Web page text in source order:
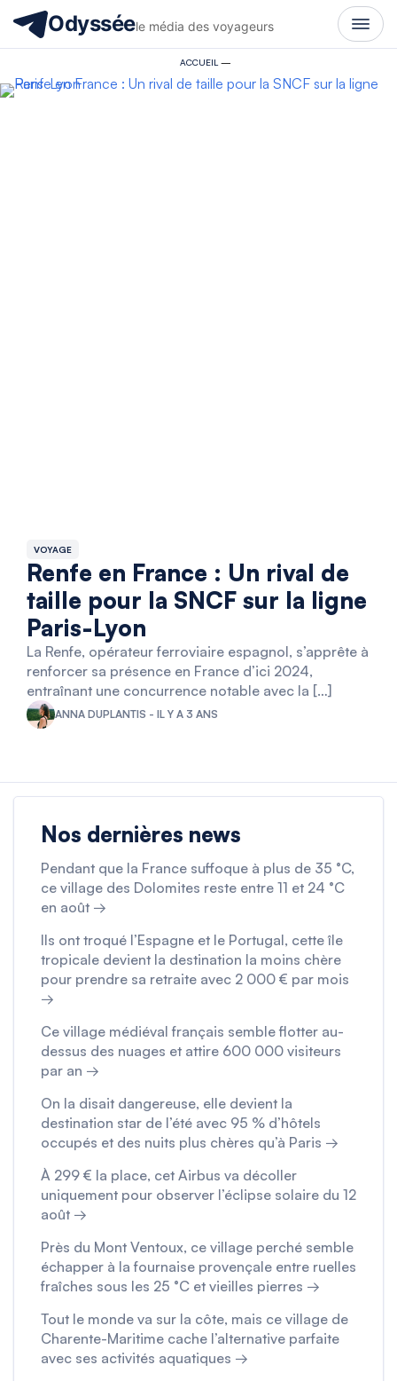
Odysséele média des voyageurs
ACCUEIL —
VOYAGE
Renfe en France : Un rival de
taille pour la SNCF sur la ligne
Paris-Lyon
La Renfe, opérateur ferroviaire espagnol, s’apprête à
renforcer sa présence en France d’ici 2024,
entraînant une concurrence notable avec la […]
ANNA DUPLANTIS - IL Y A 3 ANS
Nos dernières news
Pendant que la France suffoque à plus de 35 °C,
ce village des Dolomites reste entre 11 et 24 °C
en août →
Ils ont troqué l’Espagne et le Portugal, cette île
tropicale devient la destination la moins chère
pour prendre sa retraite avec 2 000 € par mois
→
Ce village médiéval français semble flotter au-
dessus des nuages et attire 600 000 visiteurs
par an →
On la disait dangereuse, elle devient la
destination star de l’été avec 95 % d’hôtels
occupés et des nuits plus chères qu’à Paris →
À 299 € la place, cet Airbus va décoller
uniquement pour observer l’éclipse solaire du 12
août →
Près du Mont Ventoux, ce village perché semble
échapper à la fournaise provençale entre ruelles
fraîches sous les 25 °C et vieilles pierres →
Tout le monde va sur la côte, mais ce village de
Charente-Maritime cache l’alternative parfaite
avec ses activités aquatiques →